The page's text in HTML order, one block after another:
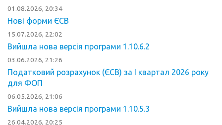
01.08.2026, 20:34
Нові форми ЄСВ
15.07.2026, 22:02
Вийшла нова версія програми 1.10.6.2
03.06.2026, 21:26
Податковий розрахунок (ЄСВ) за І квартал 2026 року
для ФОП
06.05.2026, 21:06
Вийшла нова версія програми 1.10.5.3
26.04.2026, 20:25